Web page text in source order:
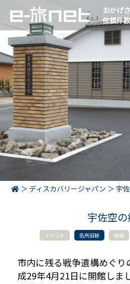
おかげ
依頼件数
ディスカバリージャパン 宇
宇佐空
イベント 名所旧跡 体験
市内に残る戦争遺構めぐり
成29年4月21日に開館しま